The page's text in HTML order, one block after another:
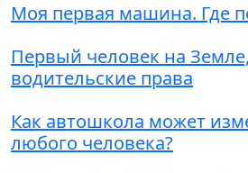
Моя первая машина. Где
Первый человек на
водительские права
Как автошкола может
любого человека?